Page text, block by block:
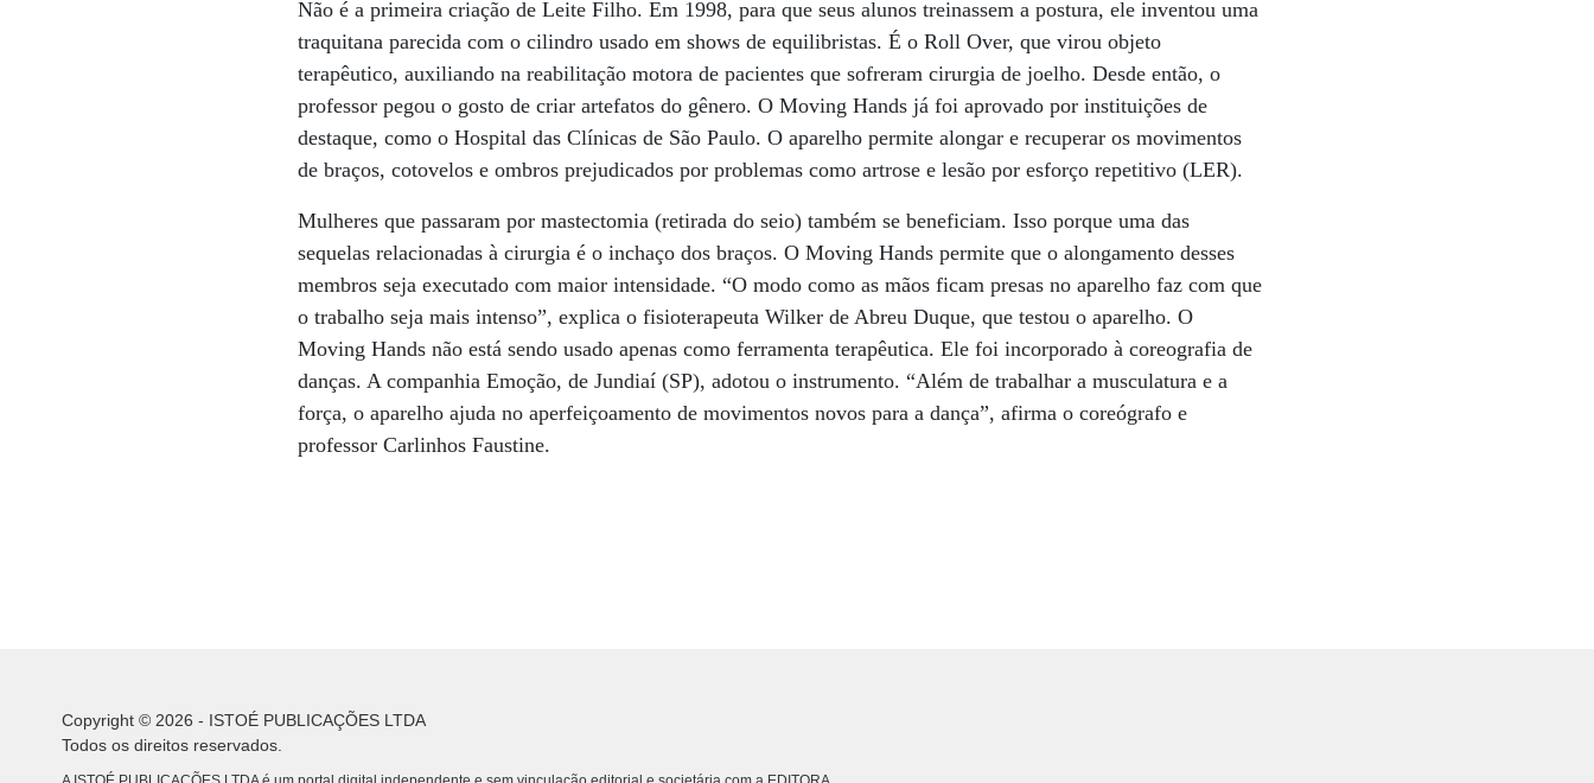
Não é a primeira criação de Leite Filho. Em 1998, para que seus alunos treinassem a postura, ele inventou uma
traquitana parecida com o cilindro usado em shows de equilibristas. É o Roll Over, que virou objeto
terapêutico, auxiliando na reabilitação motora de pacientes que sofreram cirurgia de joelho. Desde então, o
professor pegou o gosto de criar artefatos do gênero. O Moving Hands já foi aprovado por instituições de
destaque, como o Hospital das Clínicas de São Paulo. O aparelho permite alongar e recuperar os movimentos
de braços, cotovelos e ombros prejudicados por problemas como artrose e lesão por esforço repetitivo (LER).
Mulheres que passaram por mastectomia (retirada do seio) também se beneficiam. Isso porque uma das
sequelas relacionadas à cirurgia é o inchaço dos braços. O Moving Hands permite que o alongamento desses
membros seja executado com maior intensidade. “O modo como as mãos ficam presas no aparelho faz com que
o trabalho seja mais intenso”, explica o fisioterapeuta Wilker de Abreu Duque, que testou o aparelho. O
Moving Hands não está sendo usado apenas como ferramenta terapêutica. Ele foi incorporado à coreografia de
danças. A companhia Emoção, de Jundiaí (SP), adotou o instrumento. “Além de trabalhar a musculatura e a
força, o aparelho ajuda no aperfeiçoamento de movimentos novos para a dança”, afirma o coreógrafo e
professor Carlinhos Faustine.
Copyright © 2026 - ISTOÉ PUBLICAÇÕES LTDA
Todos os direitos reservados.